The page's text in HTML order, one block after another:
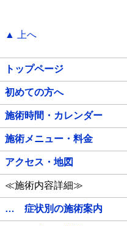
▲ 上へ
トップページ
初めての方へ
施術時間・カレンダー
施術メニュー・料金
アクセス・地図
≪施術内容詳細≫
… 症状別の施術案内